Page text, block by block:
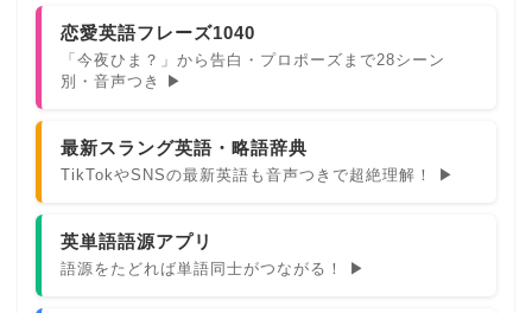
恋愛英語フレーズ1040
「今夜ひま？」から告白・プロポーズまで28シーン
別・音声つき ▶
最新スラング英語・略語辞典
TikTokやSNSの最新英語も音声つきで超絶理解！ ▶
英単語語源アプリ
語源をたどれば単語同士がつながる！ ▶